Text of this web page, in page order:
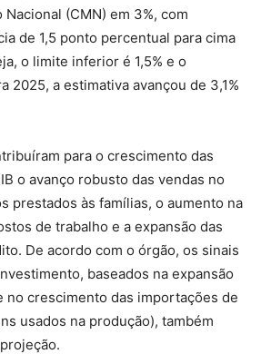
(CMN) em 3%, com
de 1,5 ponto percentual para cima
o limite inferior é 1,5% e o
2025, a estimativa avançou de 3,1%
para o crescimento das
o avanço robusto das vendas no
prestados às famílias, o aumento na
de trabalho e a expansão das
De acordo com o órgão, os sinais
baseados na expansão
no crescimento das importações de
usados na produção), também